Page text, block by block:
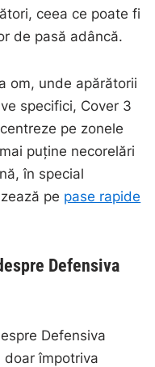
ceea ce poate fi
de pasă adâncă.
om, unde apărătorii
specifici, Cover 3
pe zonele
puține necorelări
în special
pe pase rapide
Defensiva
Defensiva
împotriva